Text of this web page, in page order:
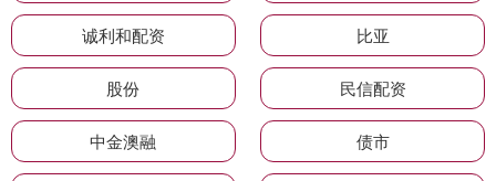
诚利和配资 比亚
股份 民信配资
中金澳融 债市